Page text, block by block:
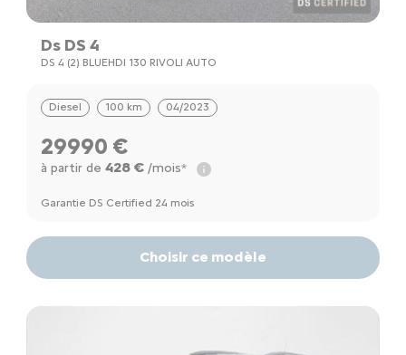
Ds DS 4
DS 4 (2) BLUEHDI 130 RIVOLI AUTO
Diesel 100 km 04/2023
29990 €
à partir de 428 €/mois*
Garantie DS Certified 24 mois
Choisir ce modèle